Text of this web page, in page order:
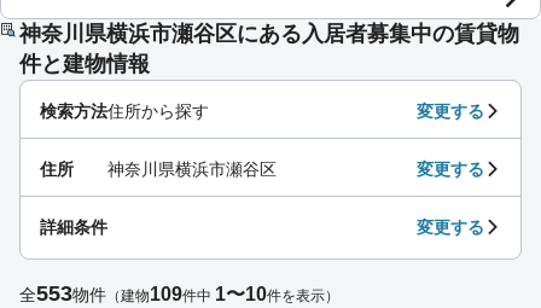
神奈川県横浜市瀬谷区にある入居者募集中の賃貸物
件と建物情報
検索方法住所から探す 変更する
住所 神奈川県横浜市瀬谷区 変更する
詳細条件 変更する
全553物件 （建物109件中 1〜10件を表示）